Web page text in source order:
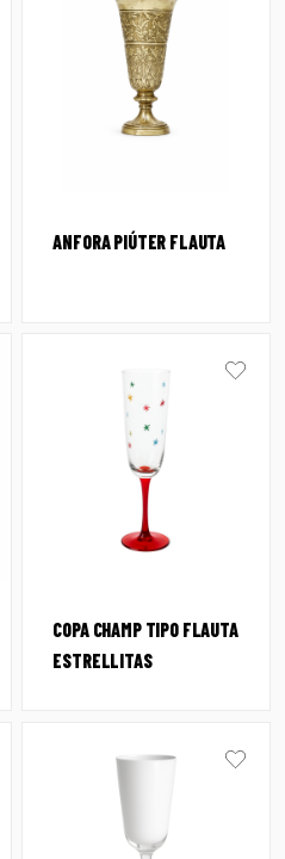
ANFORA PIÚTER FLAUTA
COPA CHAMP TIPO FLAUTA
ESTRELLITAS